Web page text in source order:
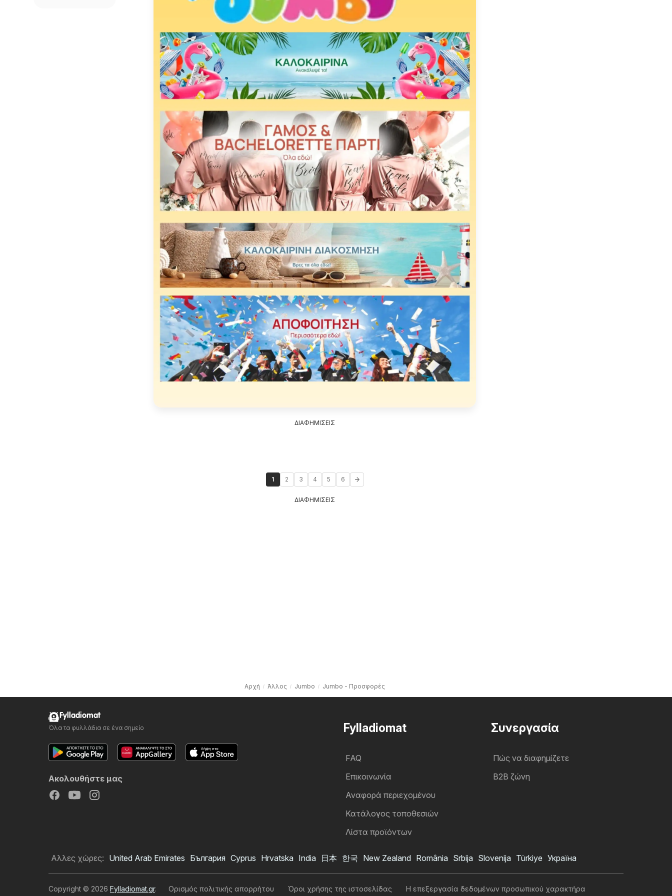
Jumbo φυλλάδιο
Θέλω να εγγραφώ στο φυλλάδιο
ΔΙΑΦΗΜΙΣΕΙΣ
1 2 3 4 5 6
ΔΙΑΦΗΜΙΣΕΙΣ
Αρχή Άλλος Jumbo Jumbo - Προσφορές
Fylladiomat
FAQ
Επικοινωνία
Αναφορά περιεχομένου
Κατάλογος τοποθεσιών
Λίστα προϊόντων
Συνεργασία
Πώς να διαφημίζετε
B2B ζώνη
Fylladiomat
Όλα τα φυλλάδια σε ένα σημείο
Ακολουθήστε μας
Αλλες χώρες: United Arab Emirates България Cyprus Hrvatska India 日本 한국 New Zealand România Srbija Slovenija Türkiye Україна
Copyright © 2026 Fylladiomat.gr. Ορισμός πολιτικής απορρήτου Όροι χρήσης της ιστοσελίδας Η επεξεργασία δεδομένων προσωπικού χαρακτήρα